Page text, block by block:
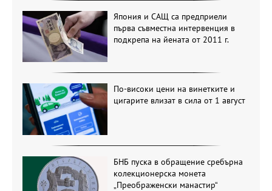
Япония и САЩ са предприели
първа съвместна интервенция в
подкрепа на йената от 2011 г.
По-високи цени на винетките и
цигарите влизат в сила от 1 август
БНБ пуска в обращение сребърна
колекционерска монета
„Преображенски манастир“